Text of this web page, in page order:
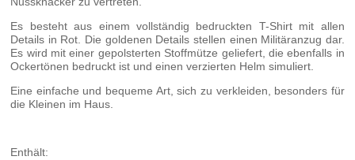
Es besteht aus einem vollständig bedruckten T-Shirt mit allen
Details in Rot. Die goldenen Details stellen einen Militäranzug dar.
Es wird mit einer gepolsterten Stoffmütze geliefert, die ebenfalls in
Ockertönen bedruckt ist und einen verzierten Helm simuliert.
Eine einfache und bequeme Art, sich zu verkleiden, besonders für
die Kleinen im Haus.
Enthält: